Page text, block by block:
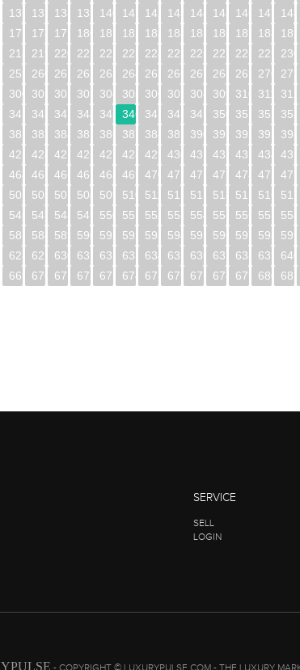
136 137 138 139 140 141 142 143 144 145 146 147 148
177 178 179 180 181 182 183 184 185 186 187 188 189
218 219 220 221 222 223 224 225 226 227 228 229 230
259 260 261 262 263 264 265 266 267 268 269 270 271
300 301 302 303 304 305 306 307 308 309 310 311 312
341 342 343 344 345 346 347 348 349 350 351 352 353
382 383 384 385 386 387 388 389 390 391 392 393 394
423 424 425 426 427 428 429 430 431 432 433 434 435
464 465 466 467 468 469 470 471 472 473 474 475 476
505 506 507 508 509 510 511 512 513 514 515 516 517
546 547 548 549 550 551 552 553 554 555 556 557 558
587 588 589 590 591 592 593 594 595 596 597 598 599
628 629 630 631 632 633 634 635 636 637 638 639 640
669 670 671 672 673 674 675 676 677 678 679 680 681
SERVICE
SELL
LOGIN